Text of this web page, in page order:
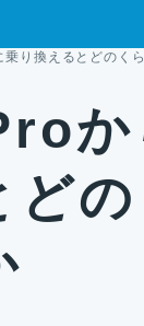
り換えるとどのく
ど